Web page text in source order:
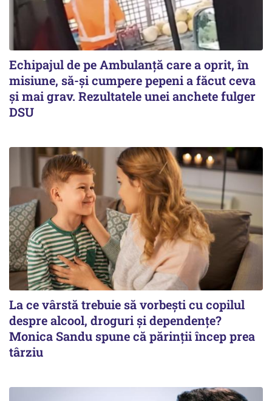
Echipajul de pe Ambulanță care a oprit, în
misiune, să-și cumpere pepeni a făcut ceva
și mai grav. Rezultatele unei anchete fulger
DSU
La ce vârstă trebuie să vorbești cu copilul
despre alcool, droguri și dependențe?
Monica Sandu spune că părinții încep prea
târziu